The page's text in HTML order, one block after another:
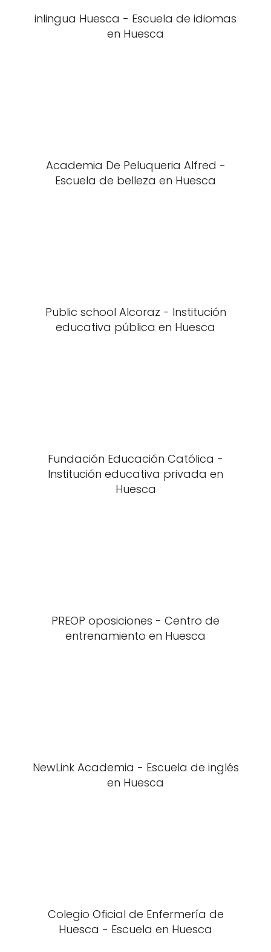
inlingua Huesca - Escuela de idiomas
en Huesca
Academia De Peluqueria Alfred -
Escuela de belleza en Huesca
Public school Alcoraz - Institución
educativa pública en Huesca
Fundación Educación Católica -
Institución educativa privada en
Huesca
PREOP oposiciones - Centro de
entrenamiento en Huesca
NewLink Academia - Escuela de inglés
en Huesca
Colegio Oficial de Enfermería de
Huesca - Escuela en Huesca